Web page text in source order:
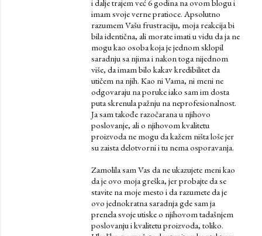
i dalje trajem već 6 godina na ovom blogu i
imam svoje verne pratioce. Apsolutno
razumem Vašu frustraciju, moja reakcija bi
bila identična, ali morate imati u vidu da ja ne
mogu kao osoba koja je jednom sklopil
saradnju sa njima i nakon toga nijednom
više, da imam bilo kakav kredibilitet da
utičem na njih. Kao ni Vama, ni meni ne
odgovaraju na poruke iako sam im dosta
puta skrenula pažnju na neprofesionalnost.
Ja sam takođe razočarana u njihovo
poslovanje, ali o njihovom kvalitetu
proizvoda ne mogu da kažem ništa loše jer
su zaista delotvorni i tu nema osporavanja.
Zamolila sam Vas da ne ukazujete meni kao
da je ovo moja greška, jer probajte da se
stavite na moje mesto i da razumete da je
ovo jednokratna saradnja gde sam ja
prenela svoje utiske o njihovom tadašnjem
poslovanju i kvalitetu proizvoda, toliko.